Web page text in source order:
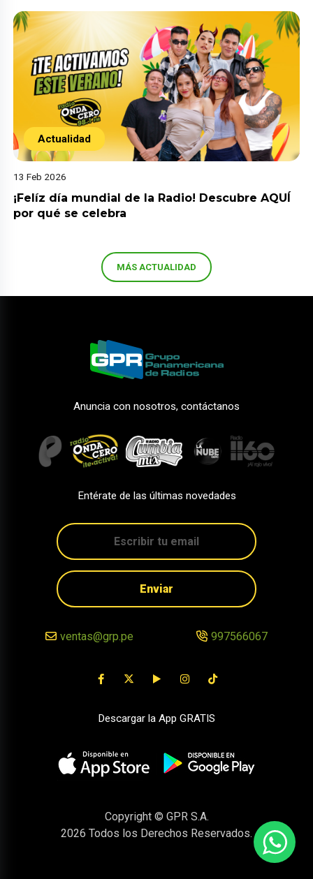
Actualidad
13 Feb 2026
¡Felíz día mundial de la Radio! Descubre AQUÍ
por qué se celebra
MÁS ACTUALIDAD
Anuncia con nosotros, contáctanos
Entérate de las últimas novedades
Enviar
ventas@grp.pe 997566067
Descargar la App GRATIS
Copyright © GPR S.A.
2026 Todos los Derechos Reservados.